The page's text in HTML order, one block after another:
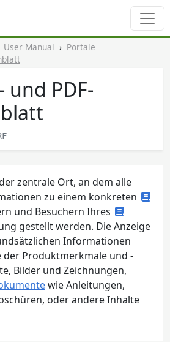
User Manual
Portale
und PDF-
zentrale Ort, an dem alle
zu einem konkreten
und Besuchern Ihres
gestellt werden. Die Anzeige
Informationen
der Produktmerkmale und -
Bilder und Zeichnungen,
wie Anleitungen,
oder andere Inhalte